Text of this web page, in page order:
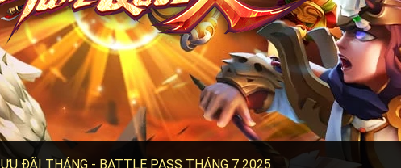
ƯU ĐÃI THÁNG - BATTLE PASS THÁNG 7 2025